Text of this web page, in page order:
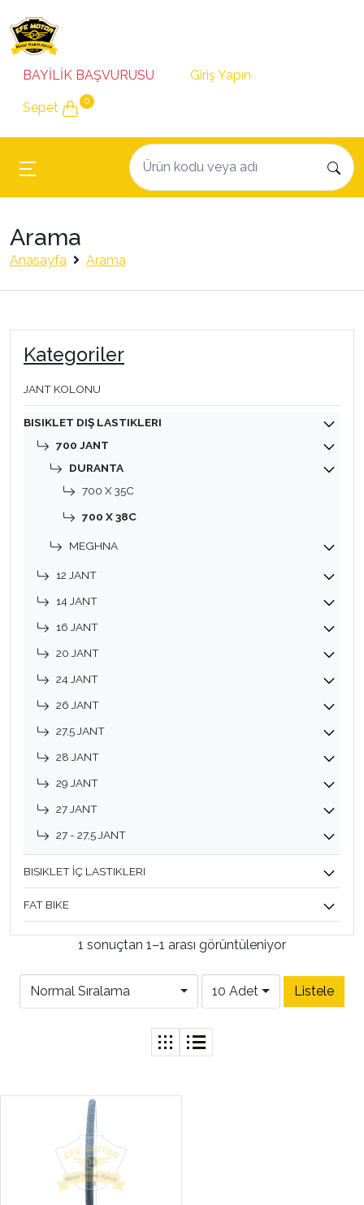
BAYİLİK BAŞVURUSU Giriş Yapın
Sepet 0
Arama
Anasayfa Arama
Kategoriler
JANT KOLONU
BISIKLET DIŞ LASTIKLERI
700 JANT
DURANTA
700 X 35C
700 X 38C
MEGHNA
12 JANT
14 JANT
16 JANT
20 JANT
24 JANT
26 JANT
27,5 JANT
28 JANT
29 JANT
27 JANT
27 - 27,5 JANT
BISIKLET İÇ LASTIKLERI
FAT BIKE
1 sonuçtan 1–1 arası görüntüleniyor
Normal Sıralama 10 Adet